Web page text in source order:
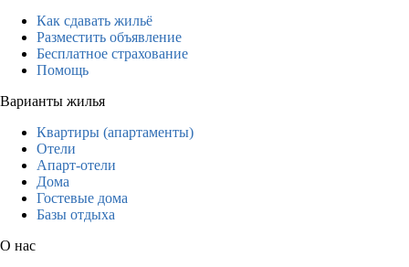
Как сдавать жильё
Разместить объявление
Бесплатное страхование
Помощь
Варианты жилья
Квартиры (апартаменты)
Отели
Апарт-отели
Дома
Гостевые дома
Базы отдыха
О нас